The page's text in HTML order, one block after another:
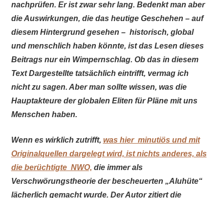
nachprüfen. Er ist zwar sehr lang. Bedenkt man aber
die Auswirkungen, die das heutige Geschehen – auf
diesem Hintergrund gesehen – historisch, global
und menschlich haben könnte, ist das Lesen dieses
Beitrags nur ein Wimpernschlag. Ob das in diesem
Text Dargestellte tatsächlich eintrifft, vermag ich
nicht zu sagen. Aber man sollte wissen, was die
Hauptakteure der globalen Eliten für Pläne mit uns
Menschen haben.
Wenn es wirklich zutrifft, was hier minutiös und mit
Originalquellen dargelegt wird, ist nichts anderes, als
die berüchtigte NWO, die immer als
Verschwörungstheorie der bescheuerten „Aluhüte“
lächerlich gemacht wurde. Der Autor zitiert die